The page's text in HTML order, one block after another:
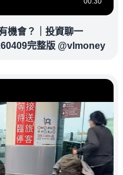
機會？｜投資聊一
完整版 @vlmoney